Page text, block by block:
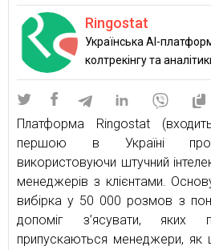
Ringostat
Українська AI-
колтрекінгу та
Платформа Ringostat
першою в Україні
використовуючи штучний
менеджерів з клієнтами.
вибірка у 50 000 розмов з
допоміг з’ясувати, яких
припускаються менеджери, як